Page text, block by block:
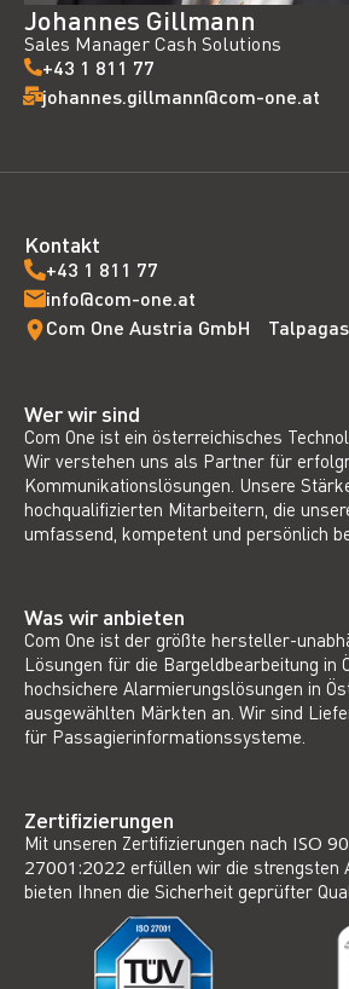
Johannes Gillmann
Sales Manager Cash Solutions
+43 1 811 77
johannes.gillmann@com-one.at
Kontakt
+43 1 811 77
info@com-one.at
Com One Austria GmbH
Wer wir sind
Com One ist ein österreichisches
Wir verstehen uns als Partner für
Kommunikationslösungen. Unsere
hochqualifizierten Mitarbeitern, die
umfassend, kompetent und persönlich
Was wir anbieten
Com One ist der größte hersteller-
Lösungen für die Bargeldbearbeitung in
hochsichere Alarmierungslösungen in
ausgewählten Märkten an. Wir sind
für Passagierinformationssysteme.
Zertifizierungen
Mit unseren Zertifizierungen nach ISO
27001:2022 erfüllen wir die strengsten
bieten Ihnen die Sicherheit geprüfter